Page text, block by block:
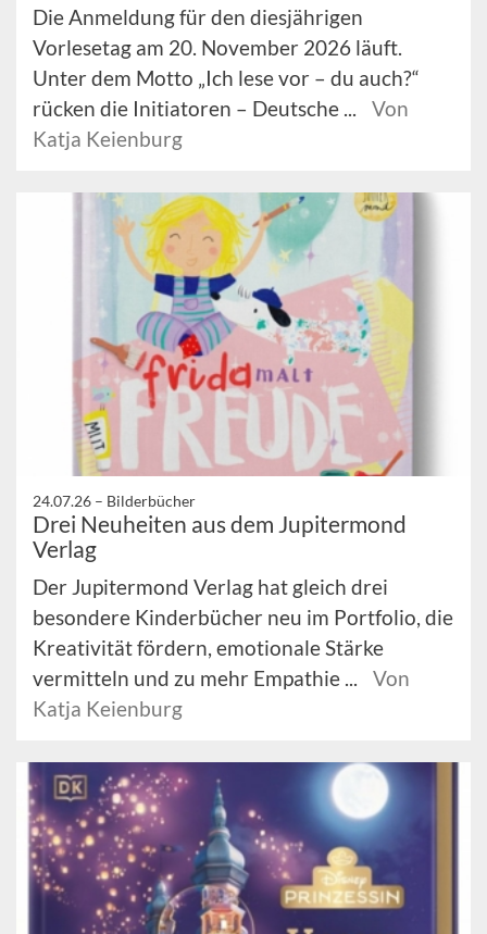
Die Anmeldung für den diesjährigen
Vorlesetag am 20. November 2026 läuft.
Unter dem Motto „Ich lese vor – du auch?“
rücken die Initiatoren – Deutsche ...
Von
Katja Keienburg
24.07.26 – Bilderbücher
Drei Neuheiten aus dem Jupitermond
Verlag
Der Jupitermond Verlag hat gleich drei
besondere Kinderbücher neu im Portfolio, die
Kreativität fördern, emotionale Stärke
vermitteln und zu mehr Empathie ...
Von
Katja Keienburg